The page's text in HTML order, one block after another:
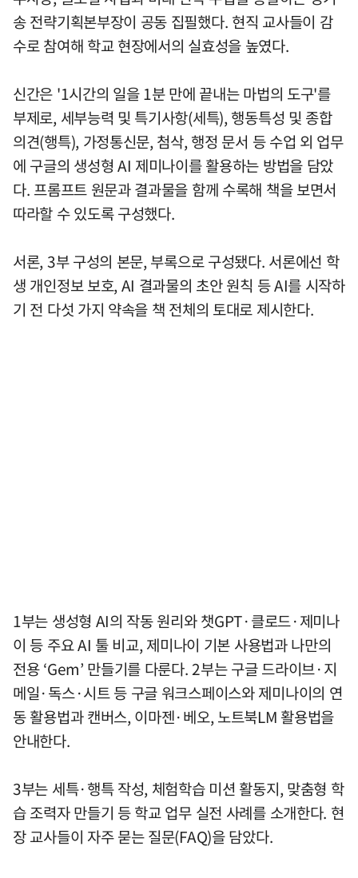
송 전략기획본부장이 공동 집필했다. 현직 교사들이 감
수로 참여해 학교 현장에서의 실효성을 높였다.
신간은 '1시간의 일을 1분 만에 끝내는 마법의 도구'를
부제로, 세부능력 및 특기사항(세특), 행동특성 및 종합
의견(행특), 가정통신문, 첨삭, 행정 문서 등 수업 외 업무
에 구글의 생성형 AI 제미나이를 활용하는 방법을 담았
다. 프롬프트 원문과 결과물을 함께 수록해 책을 보면서
따라할 수 있도록 구성했다.
서론, 3부 구성의 본문, 부록으로 구성됐다. 서론에선 학
생 개인정보 보호, AI 결과물의 초안 원칙 등 AI를 시작하
기 전 다섯 가지 약속을 책 전체의 토대로 제시한다.
1부는 생성형 AI의 작동 원리와 챗GPT·클로드·제미나
이 등 주요 AI 툴 비교, 제미나이 기본 사용법과 나만의
전용 ‘Gem’ 만들기를 다룬다. 2부는 구글 드라이브·지
메일·독스·시트 등 구글 워크스페이스와 제미나이의 연
동 활용법과 캔버스, 이마젠·베오, 노트북LM 활용법을
안내한다.
3부는 세특·행특 작성, 체험학습 미션 활동지, 맞춤형 학
습 조력자 만들기 등 학교 업무 실전 사례를 소개한다. 현
장 교사들이 자주 묻는 질문(FAQ)을 담았다.